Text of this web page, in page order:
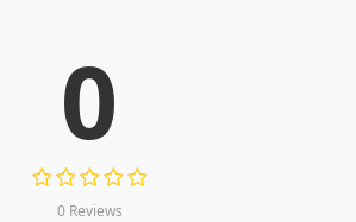
0
0 Reviews